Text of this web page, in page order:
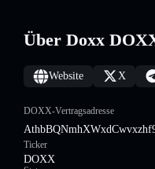
Über Doxx
Website X
DOXX-Vertragsadresse
Ticker
DOXX